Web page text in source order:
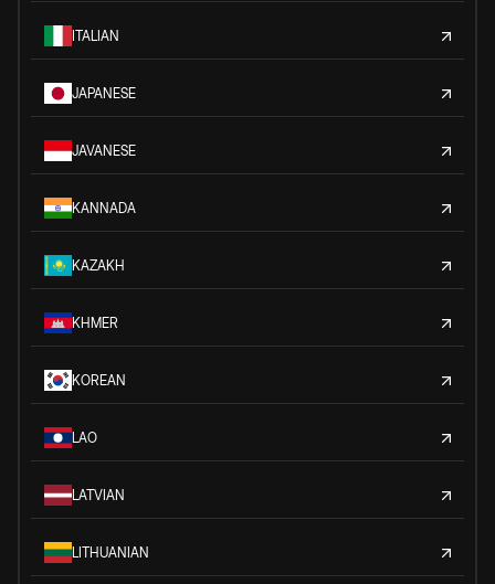
ITALIAN
JAPANESE
JAVANESE
KANNADA
KAZAKH
KHMER
KOREAN
LAO
LATVIAN
LITHUANIAN